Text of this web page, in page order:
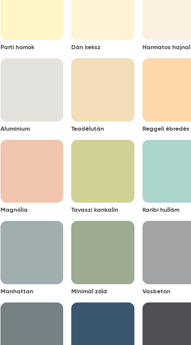
5°C és 25°C fok között
eredeti csomagolásban, tűző naptól, fagytól védve
Parti homok Dán keksz Harmatos hajnal
Alumínium Teadélután Reggeli ébredés
Magnólia Tavaszi kankalin Karibi hullám
Manhattan Minimál zöld Vasbeton